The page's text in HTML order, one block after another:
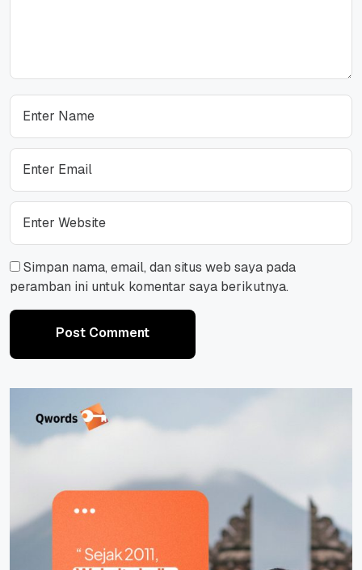
Simpan nama, email, dan situs web saya pada
peramban ini untuk komentar saya berikutnya.
Post Comment